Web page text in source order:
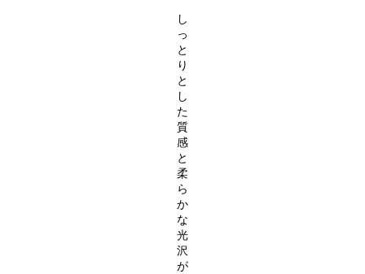
し
っ
と
り
と
し
た
質
感
と
柔
ら
か
な
光
沢
が